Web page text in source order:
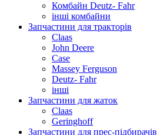
Комбайн Deutz- Fahr
інші комбайни
Запчастини для тракторів
Claas
John Deere
Case
Massey Ferguson
Deutz- Fahr
інші
Запчастини для жаток
Claas
Geringhoff
Запчастини для прес-підбирачів